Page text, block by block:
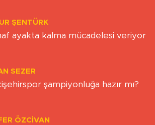
ŞENTÜRK
ayakta kalma mücadelesi veriyor
SEZER
şampiyonluğa hazır mı?
ÖZCIVAN